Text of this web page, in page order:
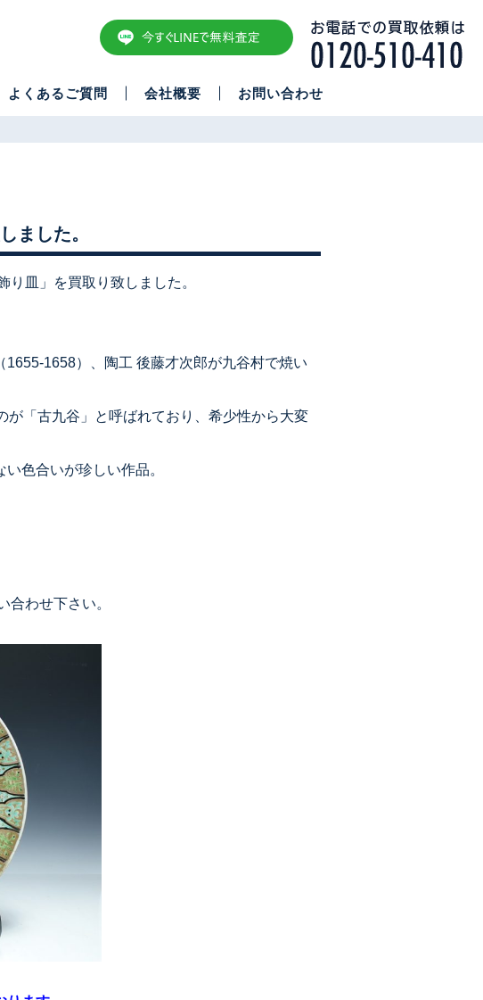
よくあるご質問 会社概要 お問い合わせ
ました。
皿」を買取り致しました。
1658）、陶工 後藤才次郎が九谷村で焼い
「古九谷」と呼ばれており、希少性から大変
色合いが珍しい作品。
わせ下さい。